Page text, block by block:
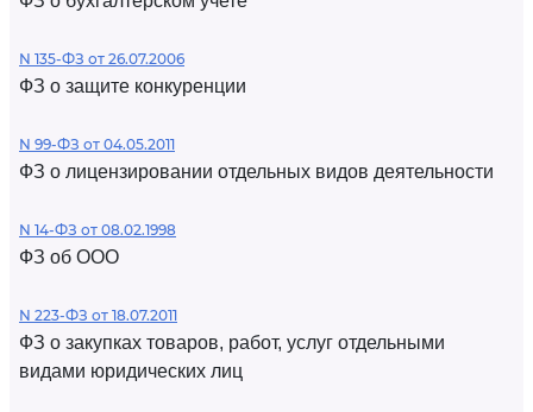
N 135-ФЗ от 26.07.2006
ФЗ о защите конкуренции
N 99-ФЗ от 04.05.2011
ФЗ о лицензировании отдельных видов деятельности
N 14-ФЗ от 08.02.1998
ФЗ об ООО
N 223-ФЗ от 18.07.2011
ФЗ о закупках товаров, работ, услуг отдельными
видами юридических лиц